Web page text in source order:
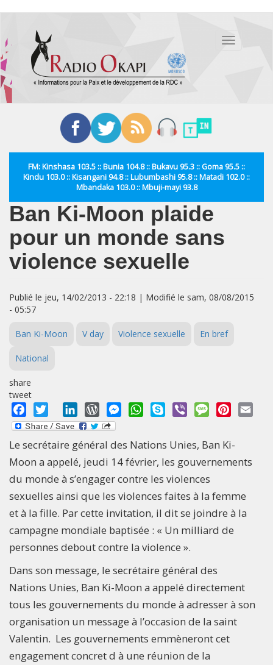
contenu
principal
Toggle
FM: Kinshasa 103.5 :: Bunia 104.8 :: Bukavu 95.3 :: Goma 95.5 ::
Kindu 103.0 :: Kisangani 94.8 :: Lubumbashi 95.8 :: Matadi 102.0 ::
Mbandaka 103.0 :: Mbuji-mayi 93.8
Ban Ki-Moon plaide
pour un monde sans
violence sexuelle
Publié le jeu, 14/02/2013 - 22:18 | Modifié le sam, 08/08/2015
- 05:57
Ban Ki-Moon V day Violence sexuelle En bref
National
share
tweet
Facebook
Twitter LinkedInWordPressMessengerWhatsApp
Skype Viber MessagePinterest
Le secrétaire général des Nations Unies, Ban Ki-
Moon a appelé, jeudi 14 février, les gouvernements
du monde à s’engager contre les violences
sexuelles ainsi que les violences faites à la femme
et à la fille. Par cette invitation, il dit se joindre à la
campagne mondiale baptisée : « Un milliard de
personnes debout contre la violence ».
Dans son message, le secrétaire général des
Nations Unies, Ban Ki-Moon a appelé directement
tous les gouvernements du monde à adresser à son
organisation un message à l’occasion de la saint
Valentin. Les gouvernements emmèneront cet
engagement concret d à une réunion de la